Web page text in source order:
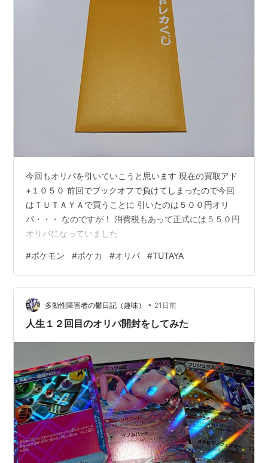
今回もオリパを引いていこうと思います 現在の買取アド
+１０５０ 前回でブックオフで負けてしまったので今回
はＴＵＴＡＹＡで買うことに 引いたのは５００円オリ
パ・・・ なのですが！ 消費税もあって正式には５５０円
オリパになっていました
#ポケモン #ポケカ #オリパ #TUTAYA
多動性障害者の鬱日記（趣味） • 21日前
人生１２回目のオリパ開封をしてみた